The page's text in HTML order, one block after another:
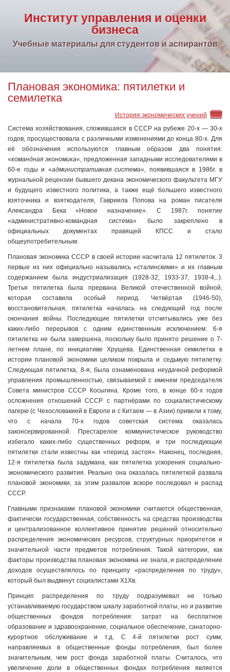
Институт управления и оценки
бизнеса
Учебные материалы для студентов и аспирантов
Плановая экономика: пятилетки и
семилетка
История экономических учений
Система хозяйствования, сложившаяся в СССР на рубеже 20-х — 30-х
годов, просуществовала с различными изменениями до конца 80-х. Для
её обозначения используются главным образом два понятия:
«командная экономика«, предложенная западными исследователями в
60-е годы и «административная система«, появившаяся в 1986г. в
журнальной рецензии бывшего декана экономического факультета МГУ
и будущего известного политика, а также ещё большего известного
взяточника и взяткодателя, Гавриила Попова на роман писателя
Александра Бека «Новое назначение». С 1987г. понятие
«административно-командная система» было закреплено в
официальных документах правящей КПСС и стало
общеупотребительным.
Плановая экономика СССР в своей истории насчитала 12 пятилеток. 3
первые из них официально назывались «сталинскими» и их главным
содержанием была индустриализация (1928-32, 1933-37, 1938-4,..).
Третья пятилетка была прервана Великой отечественной войной,
которая составила особый период. Четвёртая (1946-50),
восстановительная, пятилетка началась на следующий год после
окончания войны. Последующие пятилетки отсчитывались уже без
каких-либо перерывов с одним единственным исключением: 6-я
пятилетка не была завершена, поскольку было принято решение о 7-
летнем плане, по инициативе Хрущева. Единственная семилетка в
истории плановой экономики целиком покрыла и седьмую пятилетку.
Следующая пятилетка, 8-я, была ознаменована неудачной реформой
управления промышленностью, связываемой с именем председателя
Совета министров СССР Косыгина. Кроме того, в конце 60-х годов
осложнения отношений СССР с партнёрами по социалистическому
лагерю (с Чехословакией в Европе и с Китаем — в Азии) привели к тому,
что с начала 70-х годов советская система оказалась
законсервированной. Престарелое коммунистическое руководство
избегало каких-либо существенных реформ, и три последующие
пятилетки стали известны как «период застоя». Наконец, последняя,
12-я пятилетка была задумана, как пятилетка ускорения социально-
экономического развития. Реально она оказалась пятилеткой развала
плановой экономики, за этим развалом вскоре последовал и распад
СССР.
Главными признаками плановой экономики считаются общественная,
фактически государственная, собственность на средства производства
и централизованное коллективное принятие решений относительно
распределения экономических ресурсов, структурных приоритетов и
значительной части предметов потребления. Такой категории, как
факторы производства плановая экономика не знала, и распределение
доходов осуществлялось по принципу «распределения по труду»,
который был выдвинут социалистами Х1Хв.
Принцип распределения по труду подразумевал не только
устанавливаемую государством шкалу заработной платы, но и развитие
общественных фондов потребления: затрат на бесплатное
образование и здравоохранение, социальное обеспечение, санаторно-
курортное обслуживание и т.д. С 4-й пятилетки рост сумм,
направляемых в общественные фонды потребления, был более
значительным, чем рост фонда заработной платы. Считалось, что
увеличение доли в общественных фондах потребления является